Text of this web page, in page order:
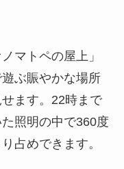
マトペの屋上」
ぶ賑やかな場所
ます。22時まで
照明の中で360度
占めできます。